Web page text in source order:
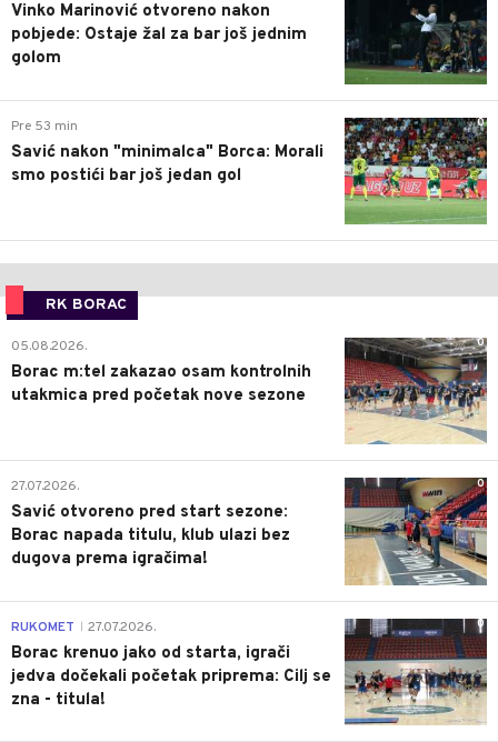
Vinko Marinović otvoreno nakon
pobjede: Ostaje žal za bar još jednim
golom
0
Pre 53 min
Savić nakon "minimalca" Borca: Morali
smo postići bar još jedan gol
RK BORAC
0
05.08.2026.
Borac m:tel zakazao osam kontrolnih
utakmica pred početak nove sezone
0
27.07.2026.
Savić otvoreno pred start sezone:
Borac napada titulu, klub ulazi bez
dugova prema igračima!
0
RUKOMET 27.07.2026.
Borac krenuo jako od starta, igrači
jedva dočekali početak priprema: Cilj se
zna - titula!